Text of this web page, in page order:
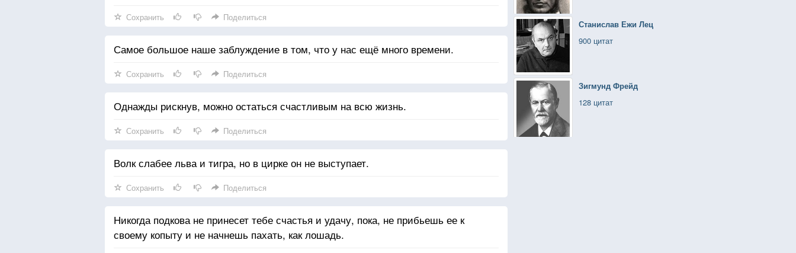
Станислав Ежи Лец
900 цитат
Зигмунд Фрейд
128 цитат
Сохранить Поделиться
Самое большое наше заблуждение в том, что у нас ещё много времени.
Сохранить Поделиться
Однажды рискнув, можно остаться счастливым на всю жизнь.
Сохранить Поделиться
Волк слабее льва и тигра, но в цирке он не выступает.
Сохранить Поделиться
Никогда подкова не принесет тебе счастья и удачу, пока, не прибьешь ее к
своему копыту и не начнешь пахать, как лошадь.